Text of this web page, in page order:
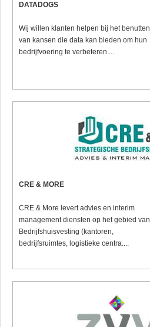
DATADOGS
Wij willen klanten helpen bij het benutten
van kansen die data kan bieden om hun
bedrijfvoering te verbeteren....
CRE & MORE
CRE & More levert advies en interim
management diensten op het gebied van
Bedrijfshuisvesting (kantoren,
bedrijfsruimtes, logistieke centra....